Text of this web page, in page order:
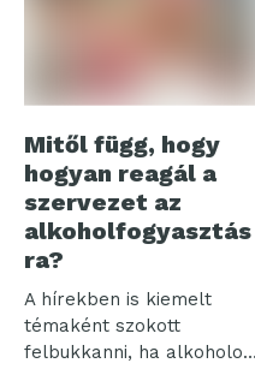
Mitől függ, hogy
hogyan reagál a
szervezet az
alkoholfogyasztás
ra?
A hírekben is kiemelt
témaként szokott
felbukkanni, ha alkoholos